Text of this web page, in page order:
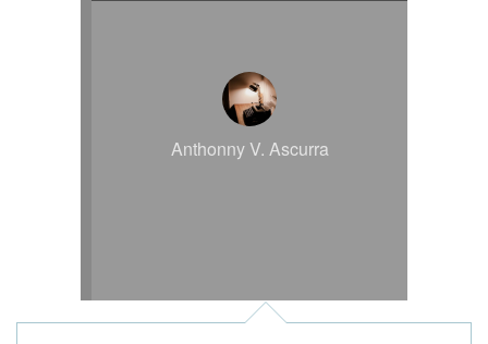
Anthonny V. Ascurra